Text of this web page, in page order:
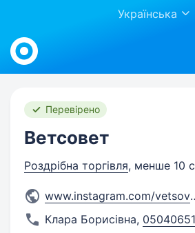
Українська
Work.ua
Перевірено
Ветсовет
Роздрібна торгівля, менше 10
Клара Борисівна,